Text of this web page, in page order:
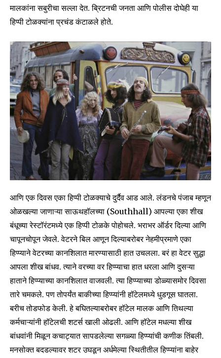
मालकांना सबुरीचा सल्ला देत. ब्रिटनची जनता आणि पोलीस दोघेही या
हिप्पी टोळक्यांना प्रचंड कंटाळले होते.
आणि एक दिवस एका हिप्पी टोळक्याचे दुर्दैव आड आले. लंडनचे पंजाब म्हणून
ओळखल्या जाणाऱ्या साऊथहॉलच्या (Southhall) आपल्या एका शीख
बंधूच्या रेस्टॉरंटमध्ये एक हिप्पी टोळके पोहोचले. भराभर ऑर्डर दिल्या आणि
चापूनचोपून जेवले. वेटरने बिल आणून दिल्याबरोबर नेहमीप्रमाणे एका
हिप्प्याने वेटरच्या कानशिलात मारण्यासाठी हात उचलला. बरं हा वेटर सुद्धा
आपला शीख बांधव. त्याने वरच्या वर हिप्प्याचा हात धरला आणि दुसऱ्या
हाताने हिप्प्याच्या कानशिलात वाजवली. त्या हिप्प्याच्या डोळ्यासमोर दिवसा
तारे चमकले. पण तोपर्यंत बाकीच्या हिप्प्यांनी हॉटेलमध्ये धुडगूस घातला.
बरीच तोडफोड केली. हे बघितल्याबरोबर हॉटेल मालक आणि तिथल्या
कर्मचाऱ्यांनी हॉटेलची शटर्स खाली ओढली. आणि हॉटेल मधल्या शीख
बांधवांनी मिळून कचाट्यात सापडलेल्या सगळ्या हिप्प्यांची कणीक तिंबली.
मनसोक्त बदडल्यावर शटर उघडून अर्धमेल्या स्थितीतील हिप्प्यांना बाहेर